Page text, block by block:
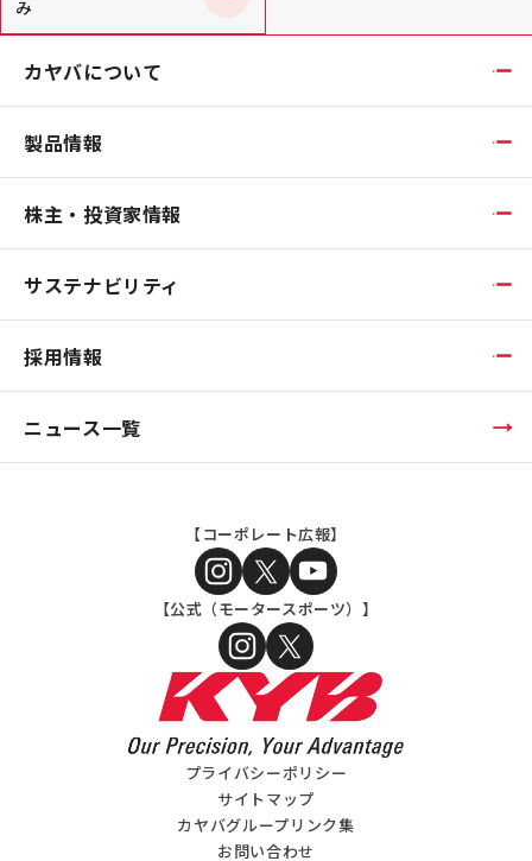
み
カヤバについて
製品情報
株主・投資家情報
サステナビリティ
採用情報
ニュース一覧
【コーポレート広報】
【公式（モータースポーツ）】
プライバシーポリシー
サイトマップ
カヤバグループリンク集
お問い合わせ